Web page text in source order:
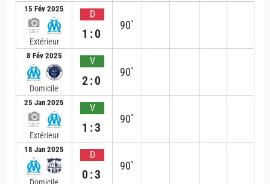
15 Fév 2025
Extérieur
D
1:0
90`
8 Fév 2025
Domicile
V
2:0
90`
25 Jan 2025
Extérieur
V
1:3
90`
18 Jan 2025 D
0:3
90`